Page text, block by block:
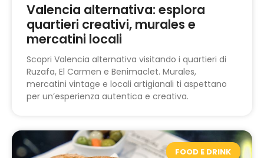
Valencia alternativa: esplora
quartieri creativi, murales e
mercatini locali
Scopri Valencia alternativa visitando i quartieri di
Ruzafa, El Carmen e Benimaclet. Murales,
mercatini vintage e locali artigianali ti aspettano
per un’esperienza autentica e creativa.
FOOD E DRINK